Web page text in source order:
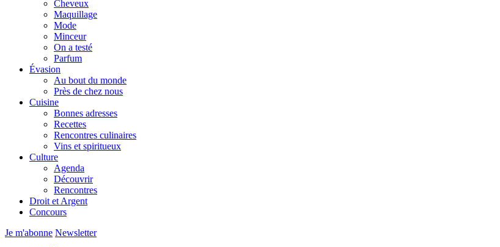
Cheveux
Maquillage
Mode
Minceur
On a testé
Parfum
Évasion
Au bout du monde
Près de chez nous
Cuisine
Bonnes adresses
Recettes
Rencontres culinaires
Vins et spiritueux
Culture
Agenda
Découvrir
Rencontres
Droit et Argent
Concours
Je m'abonne Newsletter